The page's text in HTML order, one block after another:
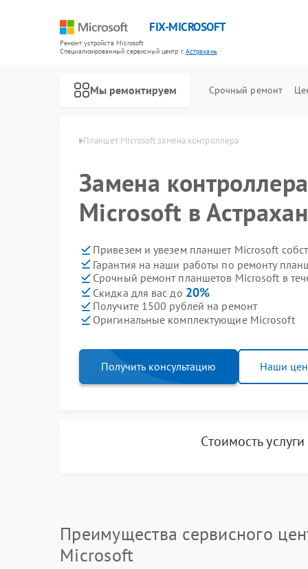
FIX-MICROSOFT
Ремонт устройств Microsoft
Специализированный cервисный центр г.Астрахань
Мы ремонтируем Срочный ремонт
Планшет Microsoft замена контроллера
Замена
Microsoft в
Привезем и увезем планшет Microsoft
Гарантия на наши работы по ремонту
Срочный ремонт планшетов Microsoft в
Скидка для вас до 20%
Получите 1500 рублей на ремонт
Оригинальные комплектующие Microsoft
Получить консультацию Наши
Стоимость услуги
Преимущества сервисного
Microsoft